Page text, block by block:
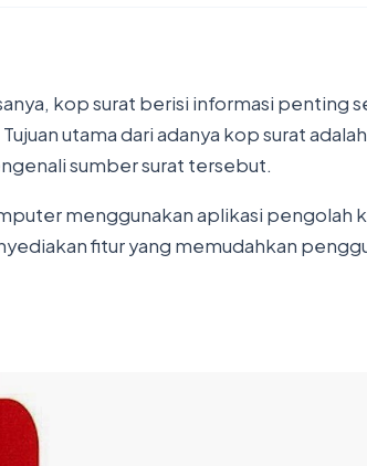
kop surat berisi informasi penting
utama dari adanya kop surat
sumber surat tersebut.
menggunakan aplikasi pengolah
fitur yang memudahkan